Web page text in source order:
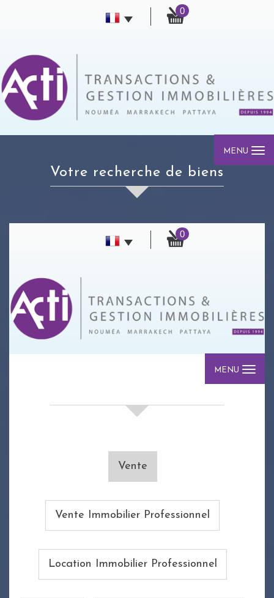
0
MENU
votre recherche de biens
0
MENU
Vente
Vente Immobilier Professionnel
Location Immobilier Professionnel